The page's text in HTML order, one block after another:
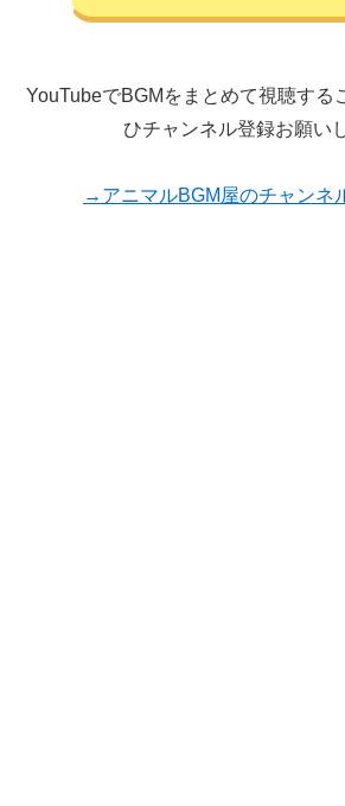
YouTubeでBGMをまとめて視聴する
ひチャンネル登録お願い
→アニマルBGM屋のチャンネ